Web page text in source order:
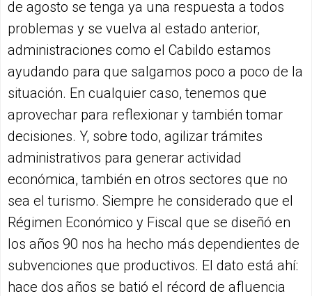
de agosto se tenga ya una respuesta a todos
problemas y se vuelva al estado anterior,
administraciones como el Cabildo estamos
ayudando para que salgamos poco a poco de la
situación. En cualquier caso, tenemos que
aprovechar para reflexionar y también tomar
decisiones. Y, sobre todo, agilizar trámites
administrativos para generar actividad
económica, también en otros sectores que no
sea el turismo. Siempre he considerado que el
Régimen Económico y Fiscal que se diseñó en
los años 90 nos ha hecho más dependientes de
subvenciones que productivos. El dato está ahí:
hace dos años se batió el récord de afluencia